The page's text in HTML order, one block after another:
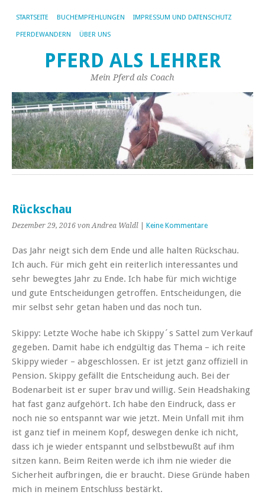
STARTSEITE BUCHEMPFEHLUNGEN IMPRESSUM UND DATENSCHUTZ
PFERDEWANDERN ÜBER UNS
PFERD ALS LEHRER
Mein Pferd als Coach
Rückschau
Dezember 29, 2016 von Andrea Waldl Keine Kommentare
Das Jahr neigt sich dem Ende und alle halten Rückschau.
Ich auch. Für mich geht ein reiterlich interessantes und
sehr bewegtes Jahr zu Ende. Ich habe für mich wichtige
und gute Entscheidungen getroffen. Entscheidungen, die
mir selbst sehr getan haben und das noch tun.
Skippy: Letzte Woche habe ich Skippy´s Sattel zum Verkauf
gegeben. Damit habe ich endgültig das Thema – ich reite
Skippy wieder – abgeschlossen. Er ist jetzt ganz offiziell in
Pension. Skippy gefällt die Entscheidung auch. Bei der
Bodenarbeit ist er super brav und willig. Sein Headshaking
hat fast ganz aufgehört. Ich habe den Eindruck, dass er
noch nie so entspannt war wie jetzt. Mein Unfall mit ihm
ist ganz tief in meinem Kopf, deswegen denke ich nicht,
dass ich je wieder entspannt und selbstbewußt auf ihm
sitzen kann. Beim Reiten werde ich ihm nie wieder die
Sicherheit aufbringen, die er braucht. Diese Gründe haben
mich in meinem Entschluss bestärkt.